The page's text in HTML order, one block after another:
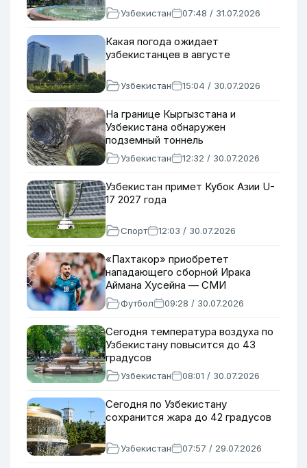
Узбекистан 07:48 / 31.07.2026
Какая погода ожидает
узбекистанцев в августе
Узбекистан 15:04 / 30.07.2026
На границе Кыргызстана и
Узбекистана обнаружен
подземный тоннель
Узбекистан 12:32 / 30.07.2026
Узбекистан примет Кубок Азии U-
17 2027 года
Спорт 12:03 / 30.07.2026
«Пахтакор» приобретет
нападающего сборной Ирака
Аймана Хусейна — СМИ
Футбол 09:28 / 30.07.2026
Сегодня температура воздуха по
Узбекистану повысится до 43
градусов
Узбекистан 08:01 / 30.07.2026
Сегодня по Узбекистану
сохранится жара до 42 градусов
Узбекистан 07:57 / 29.07.2026